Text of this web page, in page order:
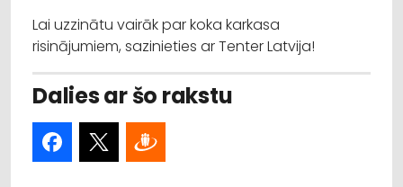
Lai uzzinātu vairāk par koka karkasa
risinājumiem, sazinieties ar Tenter Latvija!
Dalies ar šo rakstu